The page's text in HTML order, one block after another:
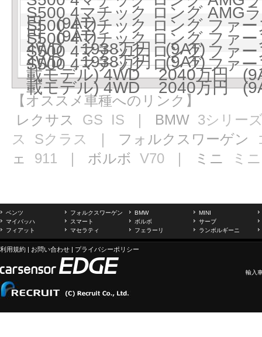
円 (9AT)
S500 4マチック ロング AMG
円 (9AT)
S500 4マチック ロング ファ
4WD 1938万円 (9AT)
S500 4マチック ロング ファ
4WD 1938万円 (9AT)
S500 4マチック ロング ファ
載モデル) 4WD 2040万円
S500 4マチック ロング ファ
載モデル) 4WD 2040万円
【オススメ車種へのリンク】
レクサス GS IS ｜ BMW 3シリー
ス
Sクラス ｜ フォルクスワーゲン
ェ 911 ｜ ボルボ V70 ｜ ミニ ミニ
ベンツ フォルクスワーゲン BMW
MINI
マイバッハ
スマート ボルボ
サーブ
フィアット
マセラティ フェラーリ ランボルギーニ
利用規約 | お問い合わせ | プライバシーポリシー
輸入